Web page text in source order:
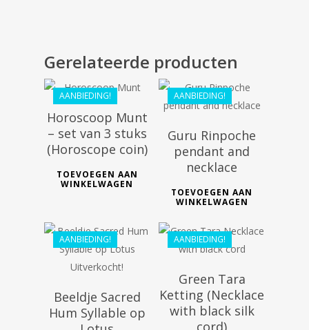
Gerelateerde producten
AANBIEDING!
Horoscoop Munt
– set van 3 stuks
(Horoscope coin)
TOEVOEGEN AAN
WINKELWAGEN
AANBIEDING!
Guru Rinpoche
pendant and
necklace
TOEVOEGEN AAN
WINKELWAGEN
AANBIEDING!
Beeldje Sacred
Hum Syllable op
AANBIEDING!
€ 168.90
€124.99
Green Tara
Ketting (Necklace
with black silk